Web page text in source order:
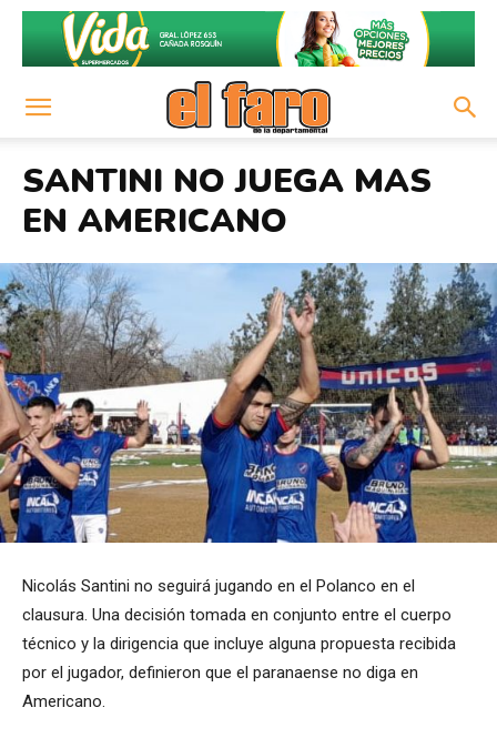
SANTINI NO JUEGA MAS
EN AMERICANO
Nicolás Santini no seguirá jugando en el Polanco en el
clausura. Una decisión tomada en conjunto entre el cuerpo
técnico y la dirigencia que incluye alguna propuesta recibida
por el jugador, definieron que el paranaense no diga en
Americano.